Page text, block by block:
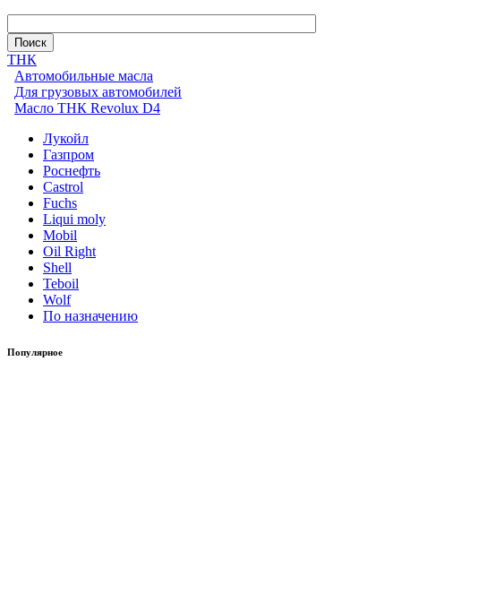
ТНК
Автомобильные масла
Для грузовых автомобилей
Масло ТНК Revolux D4
Лукойл
Газпром
Роснефть
Castrol
Fuchs
Liqui moly
Mobil
Oil Right
Shell
Teboil
Wolf
По назначению
Популярное